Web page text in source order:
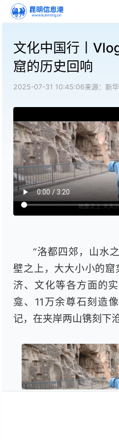
文化中国行丨
窟的历史回响
2025-07-31 10:45:06来源：新
“洛都四郊，山水
壁之上，大大小小的
济、文化等各方面的
龛、11万余尊石刻造
记，在夹岸两山镌刻下